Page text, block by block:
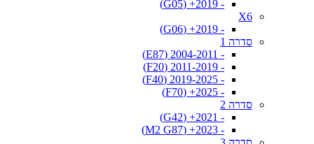
- 2019+ (G05)
X6
- 2019+ (G06)
סדרה 1
- 2004-2011 (E87)
- 2011-2019 (F20)
- 2019-2025 (F40)
- 2025+ (F70)
סדרה 2
- 2021+ (G42)
- 2023+ (M2 G87)